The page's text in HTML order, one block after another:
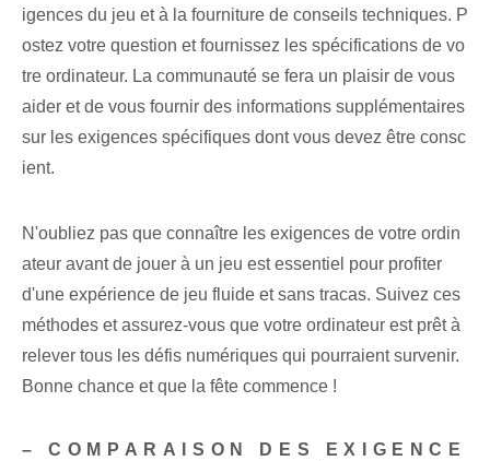
igences du jeu et à la fourniture de conseils techniques. P
ostez votre question et fournissez les spécifications de vo
tre ordinateur. La communauté se fera un plaisir de vous
aider et de vous fournir des informations supplémentaires
sur les exigences spécifiques dont vous devez être consc
ient.
N'oubliez pas que connaître les exigences de votre ordin
ateur avant de jouer à un jeu est essentiel pour profiter
d'une expérience de jeu fluide et sans tracas. Suivez ces
méthodes et assurez-vous que votre ordinateur est prêt à
relever tous les défis numériques qui pourraient survenir.
Bonne chance et que la fête commence !
– COMPARAISON DES EXIGENCE